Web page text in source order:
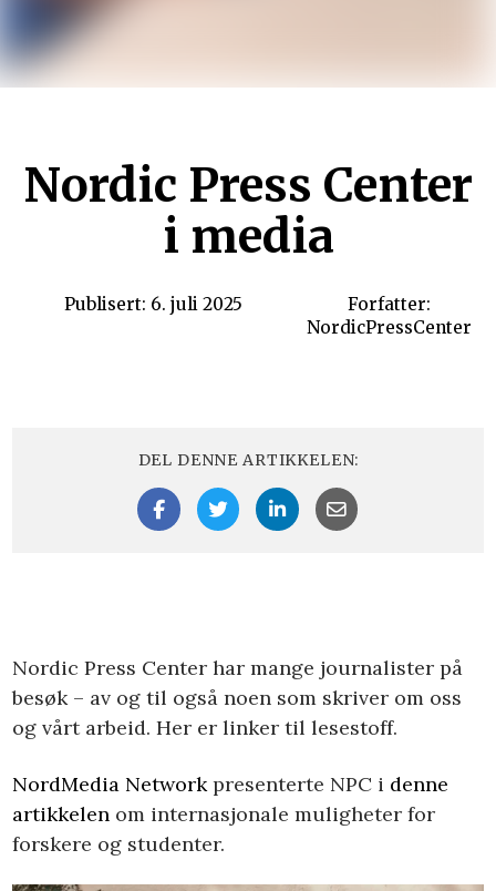
Nordic Press Center
i media
Publisert: 6. juli 2025
Forfatter:
NordicPressCenter
DEL DENNE ARTIKKELEN:
Nordic Press Center har mange journalister på
besøk – av og til også noen som skriver om oss
og vårt arbeid. Her er linker til lesestoff.
NordMedia Networkpresenterte NPC i denne
artikkelen om internasjonale muligheter for
forskere og studenter.